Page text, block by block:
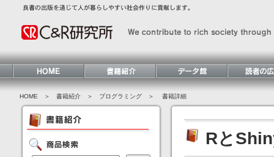
HOME ＞ 書籍紹介 ＞ プログラミング＞ 書籍詳細
Rと